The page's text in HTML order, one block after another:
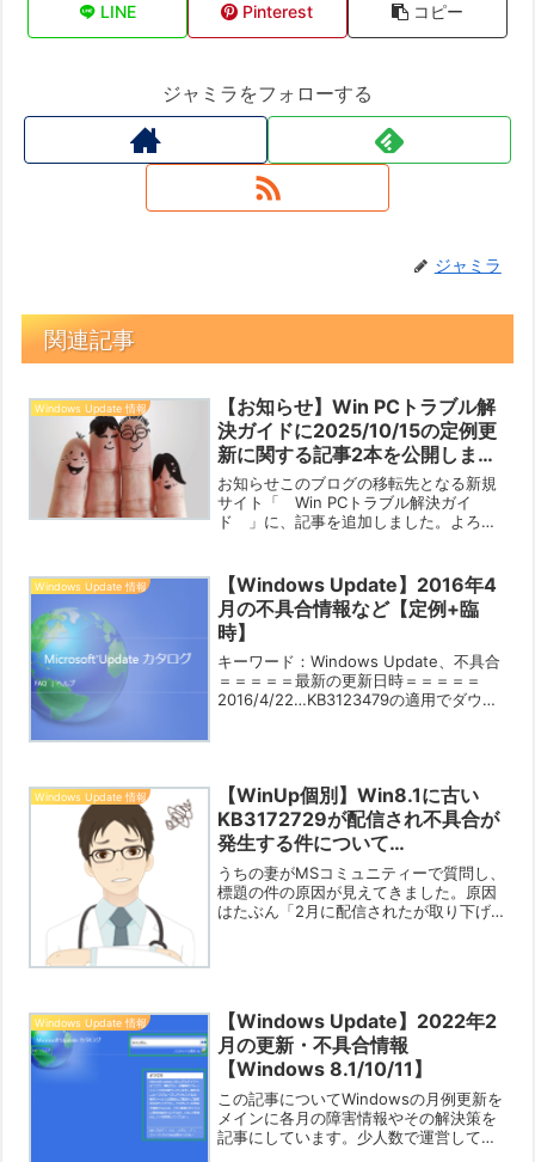
LINE Pinterest コピー
ジャミラをフォローする
ジャミラ
関連記事
Windows Update 情報
【お知らせ】Win PCトラブル解
決ガイドに2025/10/15の定例更
新に関する記事2本を公開しまし
た【2025/10/15】
お知らせこのブログの移転先となる新規
サイト「 Win PCトラブル解決ガイ
ド 」に、記事を追加しました。よろし
【2025/10/15】2025年10月14日（米国
時間）に...
Windows Update 情報
【Windows Update】2016年4
月の不具合情報など【定例+臨
時】
キーワード：Windows Update、不具合
＝＝＝＝＝最新の更新日時＝＝＝＝＝
2016/4/22…KB3123479の適用でダウン
Windows Update 情報
【WinUp個別】Win8.1に古い
KB3172729が配信され不具合が
発生する件について
【2020/4/24】
うちの妻がMSコミュニティーで質問し、
標題の件の原因が見えてきました。原因
はたぶん「2月に配信されたが取り下げ
Windows Update 情報
【Windows Update】2022年2
月の更新・不具合情報
【Windows 8.1/10/11】
この記事についてWindowsの月例更新を
メインに各月の障害情報やその解決策を
記事にしています。少人数で運営してい